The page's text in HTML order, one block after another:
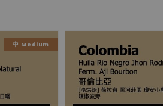
中 Medium